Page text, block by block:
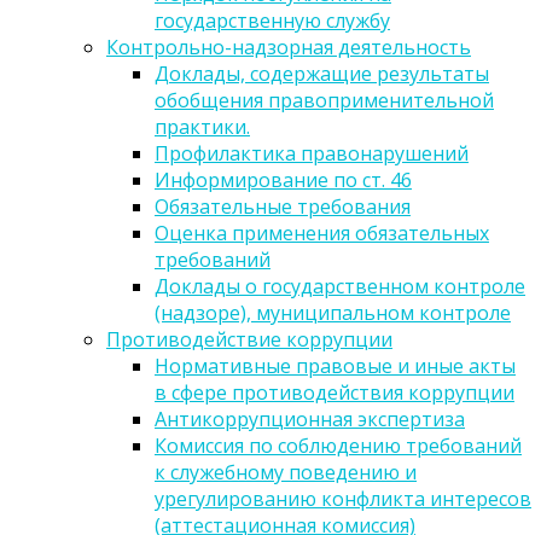
государственную службу
Контрольно-надзорная деятельность
Доклады, содержащие результаты
обобщения правоприменительной
практики.
Профилактика правонарушений
Информирование по ст. 46
Обязательные требования
Оценка применения обязательных
требований
Доклады о государственном контроле
(надзоре), муниципальном контроле
Противодействие коррупции
Нормативные правовые и иные акты
в сфере противодействия коррупции
Антикоррупционная экспертиза
Комиссия по соблюдению требований
к служебному поведению и
урегулированию конфликта интересов
(аттестационная комиссия)